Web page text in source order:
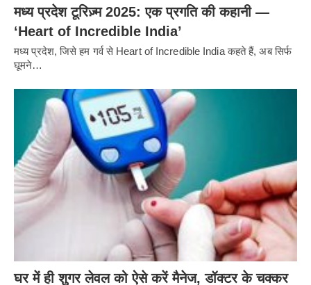
मध्य प्रदेश टूरिज़्म 2025: एक प्रगति की कहानी —
‘Heart of Incredible India’
मध्य प्रदेश, जिसे हम गर्व से Heart of Incredible India कहते हैं, अब सिर्फ
घूमने…
घर में ही शुगर लेवल को ऐसे करें मैनेज, डॉक्टर के चक्कर